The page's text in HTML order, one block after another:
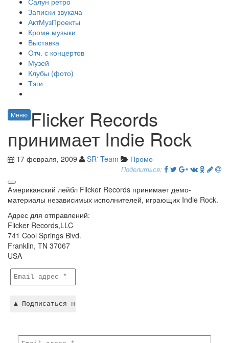
Записки звукача
АктМузПроекты
Кроме музыки
Выставка
Отч. с концертов
Музей
Клубы (фото)
Тэги
Меню Flicker Records
принимает Indie Rock
17 февраля, 2009 SR' Team Промо
Поделиться:
Американский лейбл Flicker Records принимает демо-
материалы независимых исполнителей, играющих Indie Rock.
Адрес для отправлений:
Flicker Records,LLC
741 Cool Springs Blvd.
Franklin, TN 37067
USA